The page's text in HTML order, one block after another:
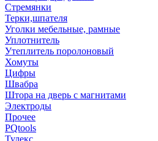
Стремянки
Терки,шпателя
Уголки мебельные, рамные
Уплотнитель
Утеплитель поролоновый
Хомуты
Цифры
Швабра
Штора на дверь с магнитами
Электроды
Прочее
PQtools
Тулекс